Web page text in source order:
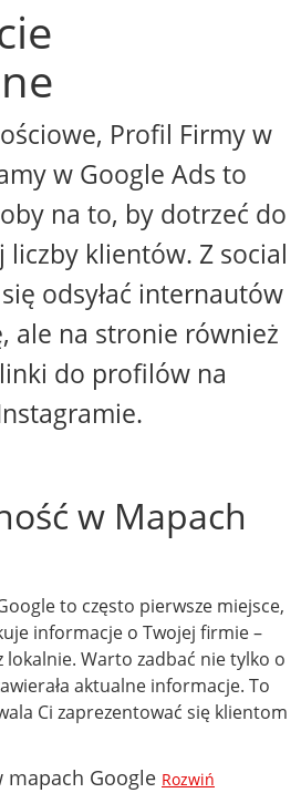
Profil Firmy w
w Google Ads to
na to, by dotrzeć do
liczby klientów. Z social
odsyłać internautów
ale na stronie również
do profilów na
w Mapach
to często pierwsze miejsce,
informacje o Twojej firmie –
lokalnie. Warto zadbać nie tylko o
aktualne informacje. To
Ci zaprezentować się klientom
mapach Google Rozwiń